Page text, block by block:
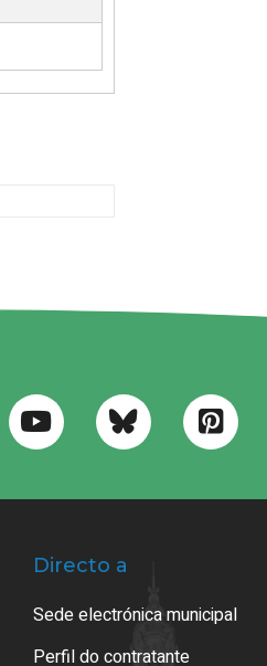
Directo a
Sede electrónica municipal
Perfil do contratante